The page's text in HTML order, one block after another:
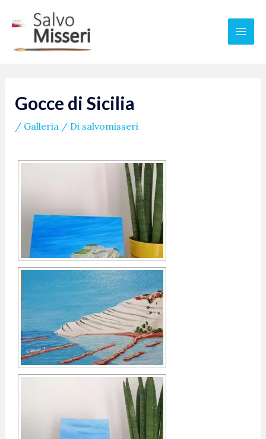
contenuto
Gocce di Sicilia
/ Galleria / Di salvomisseri
articoli